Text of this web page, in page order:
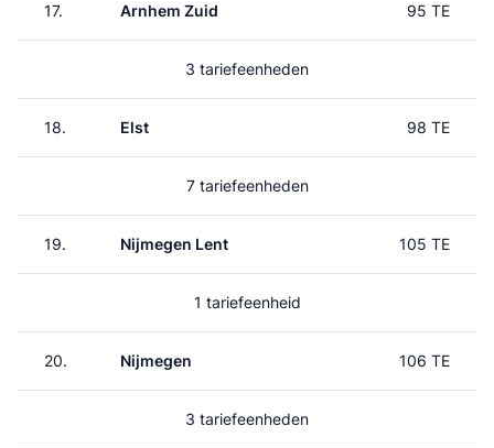
17. Arnhem Zuid 95 TE
3 tariefeenheden
18. Elst 98 TE
7 tariefeenheden
19. Nijmegen Lent 105 TE
1 tariefeenheid
20. Nijmegen 106 TE
3 tariefeenheden